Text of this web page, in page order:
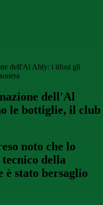
dell'Al Ahly: i tifosi gli
dell'Al
le bottiglie, il club
noto che lo
della
è stato bersaglio